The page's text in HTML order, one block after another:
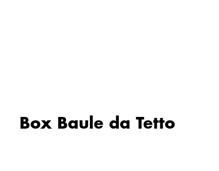
Box Baule da Tetto